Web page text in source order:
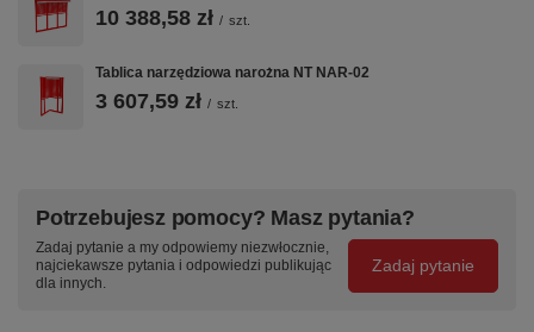
Producent
Często zadawane pytania
premium — grubsza stal, lepsza stabilność, większy
wybór konfiguracji paneli. Seria N (N140–N223) to
standardowe tablice z oświetleniem LED. Oba typy są
kompatybilne z zawieszkami ZW i systemem NOVA.
10 388,58 zł / szt.
Tablica narzędziowa narożna NT NAR-02
3 607,59 zł / szt.
Potrzebujesz pomocy? Masz pytania?
Zadaj pytanie a my odpowiemy niezwłocznie,
najciekawsze pytania i odpowiedzi publikując
dla innych.
Zadaj pytanie